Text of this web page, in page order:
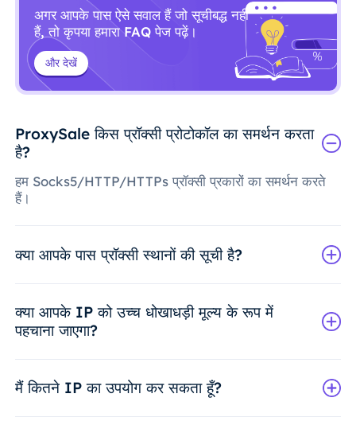
अगर आपके पास ऐसे सवाल हैं जो सूचीबद्ध नहीं
हैं, तो कृपया हमारा FAQ पेज पढ़ें।
और देखें
ProxySale किस प्रॉक्सी प्रोटोकॉल का समर्थन करता
है?
हम Socks5/HTTP/HTTPs प्रॉक्सी प्रकारों का समर्थन करते
हैं।
क्या आपके पास प्रॉक्सी स्थानों की सूची है?
क्या आपके IP को उच्च धोखाधड़ी मूल्य के रूप में
पहचाना जाएगा?
मैं कितने IP का उपयोग कर सकता हूँ?